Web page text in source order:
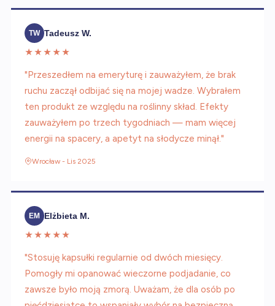
TW Tadeusz W.
★★★★★
"Przeszedłem na emeryturę i zauważyłem, że brak
ruchu zaczął odbijać się na mojej wadze. Wybrałem
ten produkt ze względu na roślinny skład. Efekty
zauważyłem po trzech tygodniach — mam więcej
energii na spacery, a apetyt na słodycze minął."
Wrocław - Lis 2025
EM Elżbieta M.
★★★★★
"Stosuję kapsułki regularnie od dwóch miesięcy.
Pomogły mi opanować wieczorne podjadanie, co
zawsze było moją zmorą. Uważam, że dla osób po